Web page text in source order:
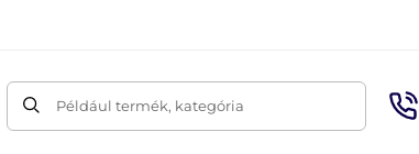
Például termék, kategória